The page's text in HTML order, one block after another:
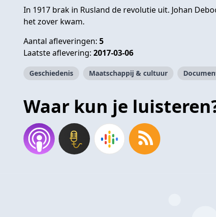
In 1917 brak in Rusland de revolutie uit. Johan
het zover kwam.
Aantal afleveringen: 5
Laatste aflevering: 2017-03-06
Geschiedenis Maatschappij & cultuur
Waar kun je